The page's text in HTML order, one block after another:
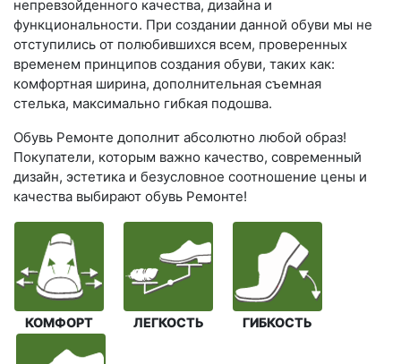
непревзойденного качества, дизайна и
функциональности. При создании данной обуви мы не
отступились от полюбившихся всем, проверенных
временем принципов создания обуви, таких как:
комфортная ширина, дополнительная съемная
стелька, максимально гибкая подошва.
Обувь Ремонте дополнит абсолютно любой образ!
Покупатели, которым важно качество, современный
дизайн, эстетика и безусловное соотношение цены и
качества выбирают обувь Ремонте!
КОМФОРТ ЛЕГКОСТЬ ГИБКОСТЬ